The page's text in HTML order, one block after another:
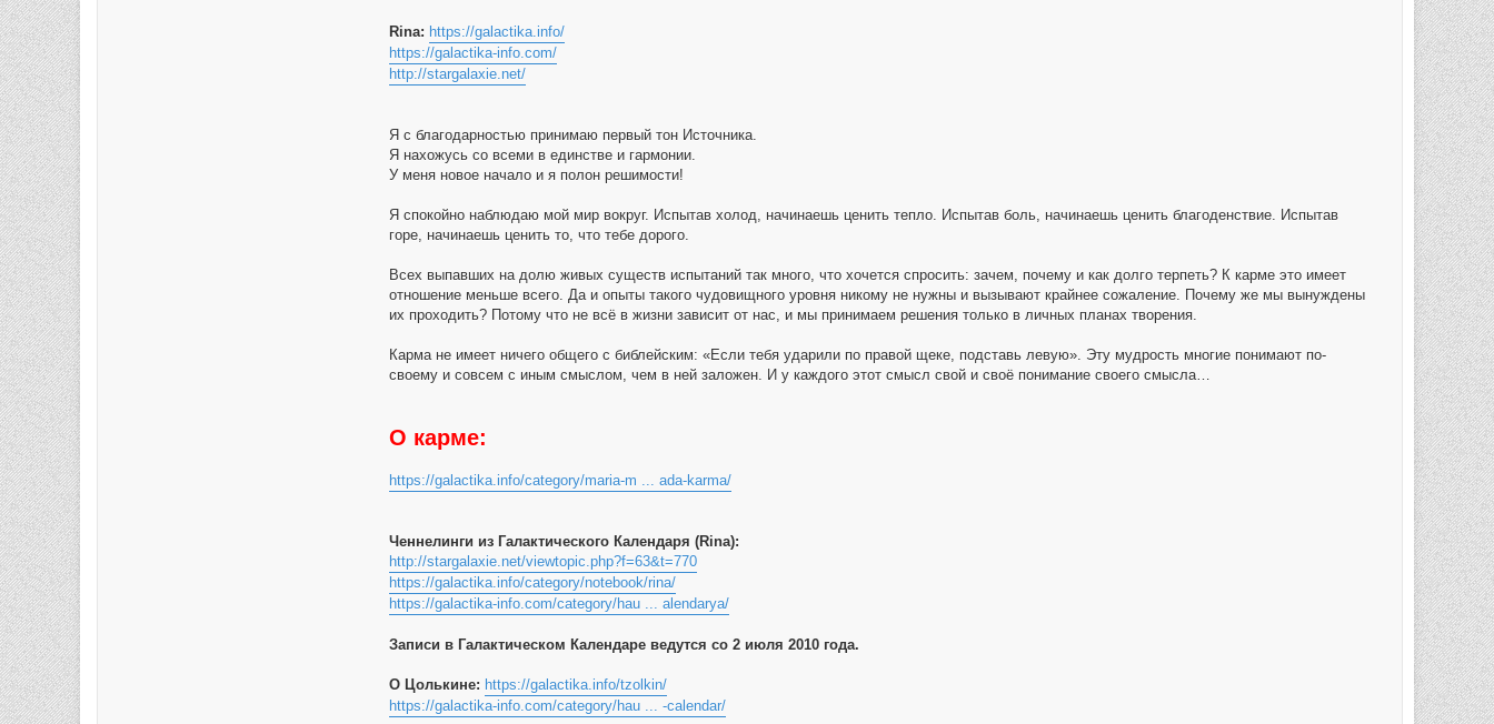
Rina: https://galactika.info/
https://galactika-info.com/
http://stargalaxie.net/
Я с благодарностью принимаю первый тон Источника.
Я нахожусь со всеми в единстве и гармонии.
У меня новое начало и я полон решимости!
Я спокойно наблюдаю мой мир вокруг. Испытав холод, начинаешь ценить тепло. Испытав боль, начинаешь ценить благоденствие. Испытав
горе, начинаешь ценить то, что тебе дорого.
Всех выпавших на долю живых существ испытаний так много, что хочется спросить: зачем, почему и как долго терпеть? К карме это имеет
отношение меньше всего. Да и опыты такого чудовищного уровня никому не нужны и вызывают крайнее сожаление. Почему же мы вынуждены
их проходить? Потому что не всё в жизни зависит от нас, и мы принимаем решения только в личных планах творения.
Карма не имеет ничего общего с библейским: «Если тебя ударили по правой щеке, подставь левую». Эту мудрость многие понимают по-
своему и совсем с иным смыслом, чем в ней заложен. И у каждого этот смысл свой и своё понимание своего смысла…
О карме:
https://galactika.info/category/maria-m ... ada-karma/
Ченнелинги из Галактического Календаря (Rina):
http://stargalaxie.net/viewtopic.php?f=63&t=770
https://galactika.info/category/notebook/rina/
https://galactika-info.com/category/hau ... alendarya/
Записи в Галактическом Календаре ведутся со 2 июля 2010 года.
О Цолькине: https://galactika.info/tzolkin/
https://galactika-info.com/category/hau ... -calendar/